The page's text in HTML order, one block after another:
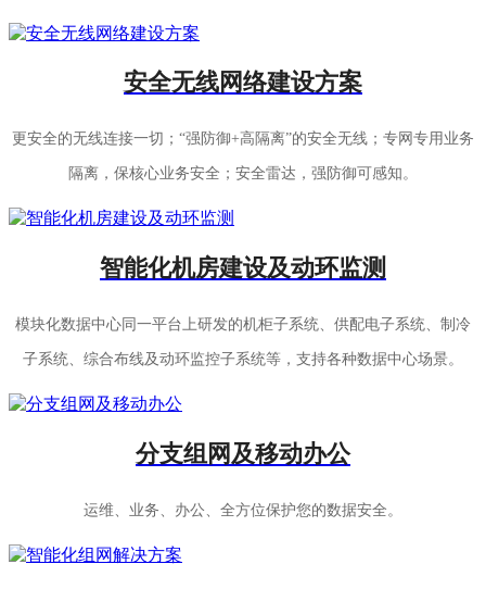
安全无线网络建设方案
更安全的无线连接一切；“强防御+高隔离”的安全无线；专网专用业务
隔离，保核心业务安全；安全雷达，强防御可感知。
智能化机房建设及动环监测
模块化数据中心同一平台上研发的机柜子系统、供配电子系统、制冷
子系统、综合布线及动环监控子系统等，支持各种数据中心场景。
分支组网及移动办公
运维、业务、办公、全方位保护您的数据安全。